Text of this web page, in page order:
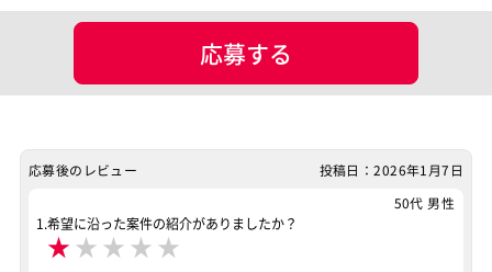
フロントエンドエンジニア
Python JavaScript Java Oracle MySQL
Confluence
案件ID：643224
応募する
応募後のレビュー
投稿日：2026年1月7日
50代 男性
1.希望に沿った案件の紹介がありましたか？
★ ★ ★ ★ ★